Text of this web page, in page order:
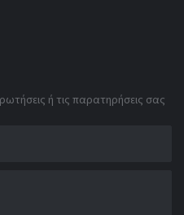
ή τις παρατηρήσεις σας